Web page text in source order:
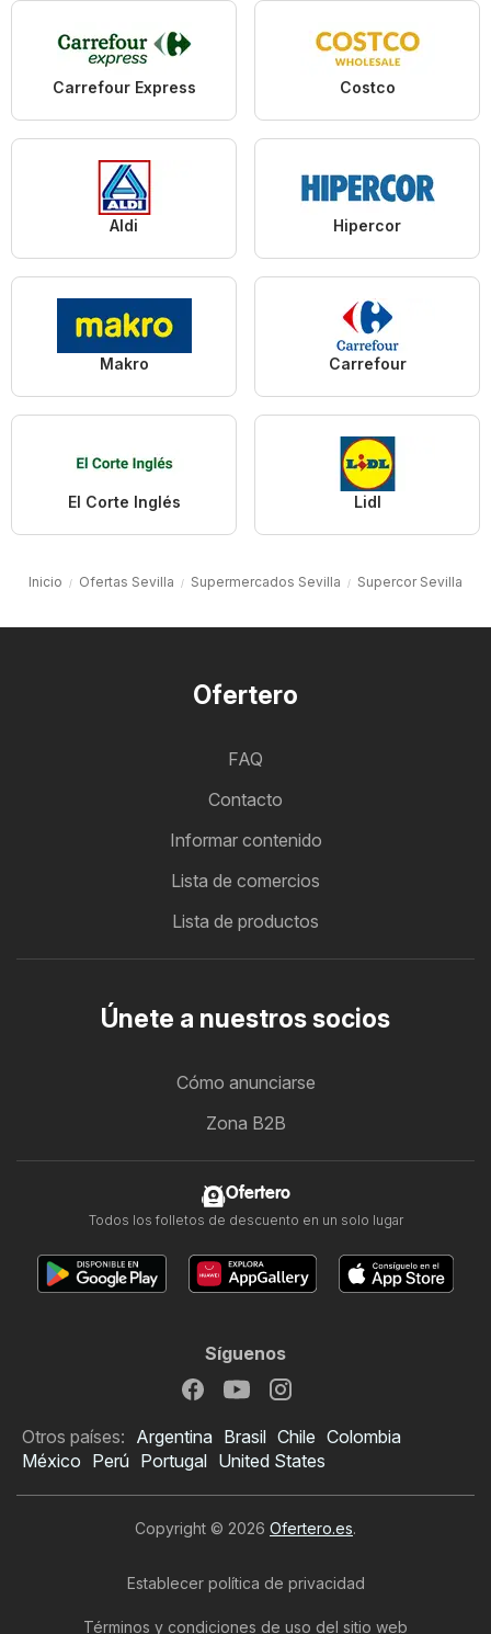
Carrefour Express Costco
Aldi Hipercor
Makro Carrefour
El Corte Inglés Lidl
Inicio Ofertas Sevilla Supermercados Sevilla Supercor Sevilla
Ofertero
FAQ
Contacto
Informar contenido
Lista de comercios
Lista de productos
Únete a nuestros socios
Cómo anunciarse
Zona B2B
Ofertero
Todos los folletos de descuento en un solo lugar
Síguenos
Otros países: Argentina Brasil Chile Colombia
México Perú Portugal United States
Copyright © 2026 Ofertero.es.
Establecer política de privacidad
Términos y condiciones de uso del sitio web